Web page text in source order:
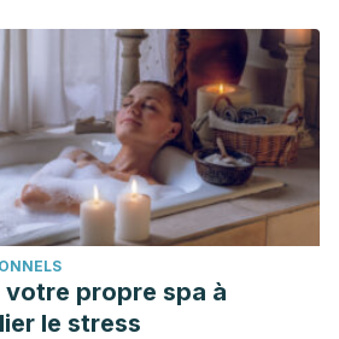
votre propre spa à
le stress